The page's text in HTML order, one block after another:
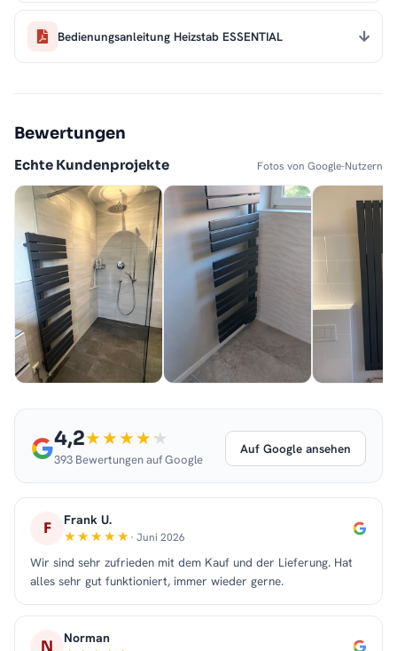
Bedienungsanleitung Heizstab ESSENTIAL
Bewertungen
Echte Kundenprojekte Fotos von Google-Nutzern
4,2
393 Bewertungen auf Google
Auf Google ansehen
F Frank U.
· Juni 2026
Wir sind sehr zufrieden mit dem Kauf und der Lieferung. Hat
alles sehr gut funktioniert, immer wieder gerne.
N Norman